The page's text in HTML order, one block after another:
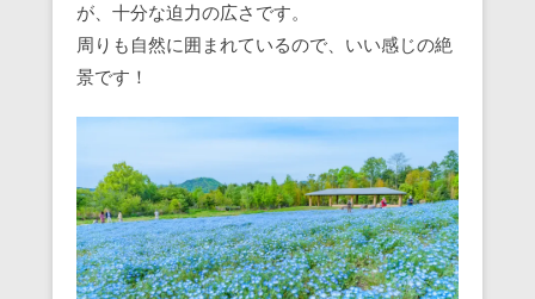
が、十分な迫力の広さです。
周りも自然に囲まれているので、いい感じの絶
景です！